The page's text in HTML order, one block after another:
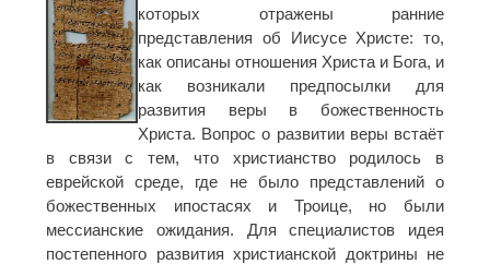
которых отражены ранние
представления об Иисусе Христе: то,
как описаны отношения Христа и Бога, и
как возникали предпосылки для
развития веры в божественность
Христа. Вопрос о развитии веры встаёт
в связи с тем, что христианство родилось в
еврейской среде, где не было представлений о
божественных ипостасях и Троице, но были
мессианские ожидания. Для специалистов идея
постепенного развития христианской доктрины не